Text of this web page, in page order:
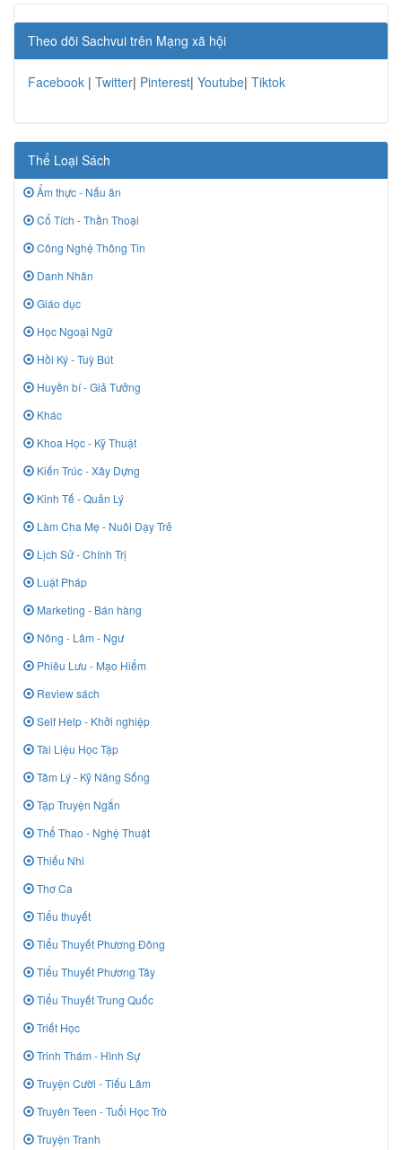
Theo dõi Sachvui trên Mạng xã hội
Facebook | Twitter| Pinterest| Youtube| Tiktok
Thể Loại Sách
Ẩm thực - Nấu ăn
Cổ Tích - Thần Thoại
Công Nghệ Thông Tin
Danh Nhân
Giáo dục
Học Ngoại Ngữ
Hồi Ký - Tuỳ Bút
Huyền bí - Giả Tưởng
Khác
Khoa Học - Kỹ Thuật
Kiến Trúc - Xây Dựng
Kinh Tế - Quản Lý
Làm Cha Mẹ - Nuôi Dạy Trẻ
Lịch Sử - Chính Trị
Luật Pháp
Marketing - Bán hàng
Nông - Lâm - Ngư
Phiêu Lưu - Mạo Hiểm
Review sách
Self Help - Khởi nghiệp
Tài Liệu Học Tập
Tâm Lý - Kỹ Năng Sống
Tập Truyện Ngắn
Thể Thao - Nghệ Thuật
Thiếu Nhi
Thơ Ca
Tiểu thuyết
Tiểu Thuyết Phương Đông
Tiểu Thuyết Phương Tây
Tiểu Thuyết Trung Quốc
Triết Học
Trinh Thám - Hình Sự
Truyện Cười - Tiếu Lâm
Truyên Teen - Tuổi Học Trò
Truyện Tranh